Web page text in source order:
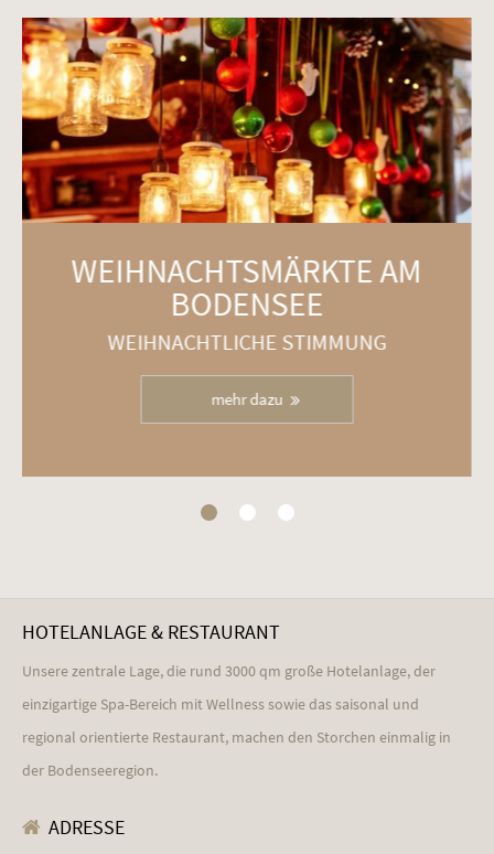
WEIHNACHTSMÄRKTE AM
BODENSEE
WEIHNACHTLICHE STIMMUNG
mehr dazu
HOTELANLAGE & RESTAURANT
Unsere zentrale Lage, die rund 3000 qm große Hotelanlage, der
einzigartige Spa-Bereich mit Wellness sowie das saisonal und
regional orientierte Restaurant, machen den Storchen einmalig in
der Bodenseeregion.
ADRESSE